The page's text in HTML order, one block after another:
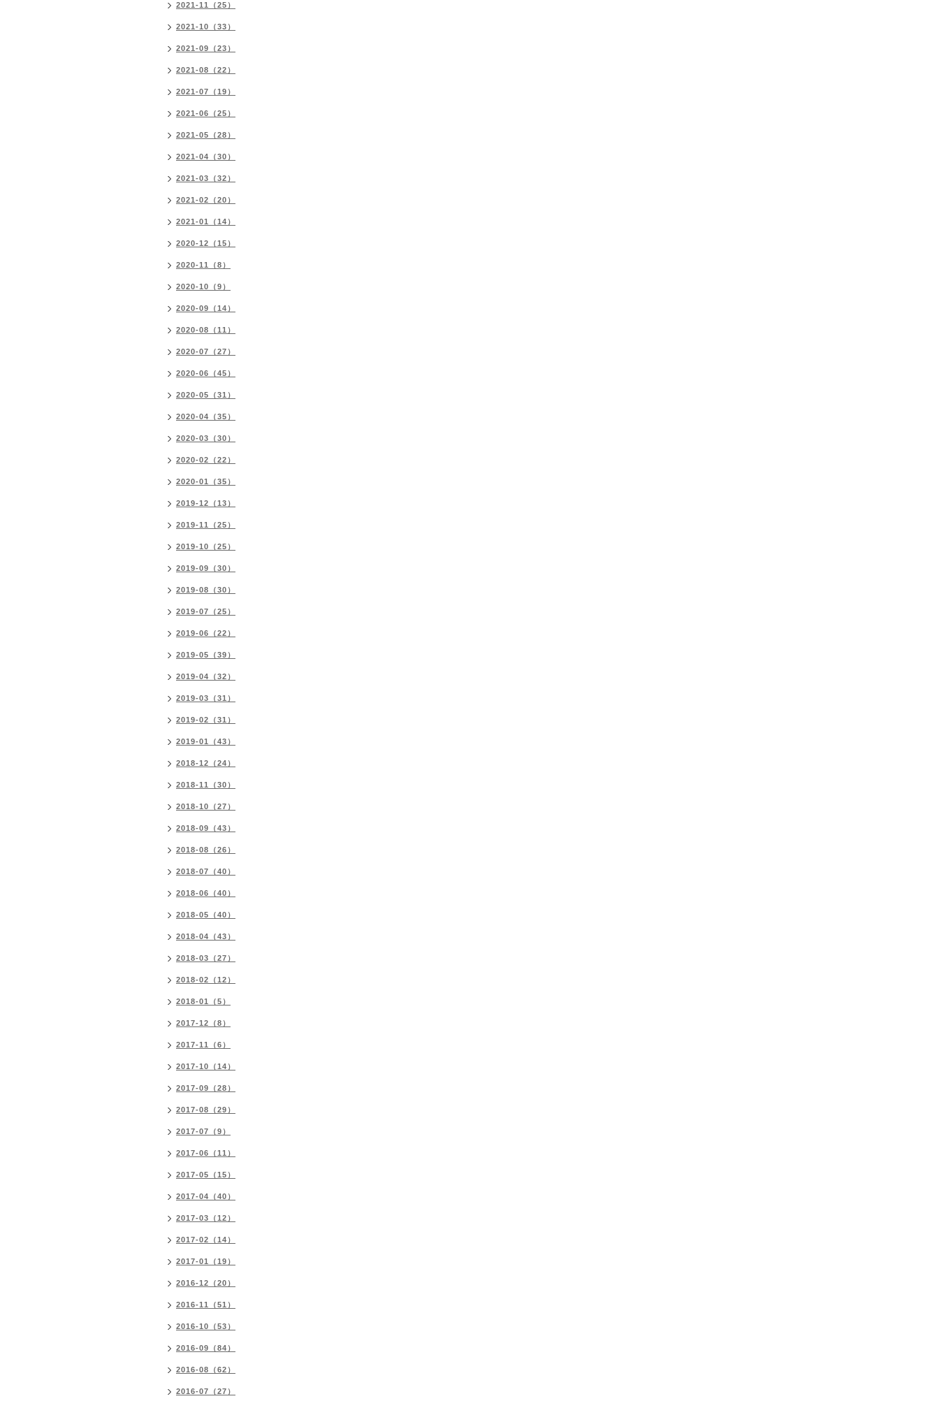
2021-11（25）
2021-10（33）
2021-09（23）
2021-08（22）
2021-07（19）
2021-06（25）
2021-05（28）
2021-04（30）
2021-03（32）
2021-02（20）
2021-01（14）
2020-12（15）
2020-11（8）
2020-10（9）
2020-09（14）
2020-08（11）
2020-07（27）
2020-06（45）
2020-05（31）
2020-04（35）
2020-03（30）
2020-02（22）
2020-01（35）
2019-12（13）
2019-11（25）
2019-10（25）
2019-09（30）
2019-08（30）
2019-07（25）
2019-06（22）
2019-05（39）
2019-04（32）
2019-03（31）
2019-02（31）
2019-01（43）
2018-12（24）
2018-11（30）
2018-10（27）
2018-09（43）
2018-08（26）
2018-07（40）
2018-06（40）
2018-05（40）
2018-04（43）
2018-03（27）
2018-02（12）
2018-01（5）
2017-12（8）
2017-11（6）
2017-10（14）
2017-09（28）
2017-08（29）
2017-07（9）
2017-06（11）
2017-05（15）
2017-04（40）
2017-03（12）
2017-02（14）
2017-01（19）
2016-12（20）
2016-11（51）
2016-10（53）
2016-09（84）
2016-08（62）
2016-07（27）